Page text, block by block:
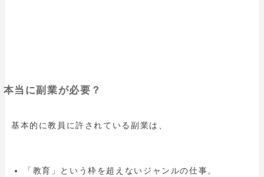
本当に副業が必要？
基本的に教員に許されている副業は、
「教育」という枠を超えないジャンルの仕事。